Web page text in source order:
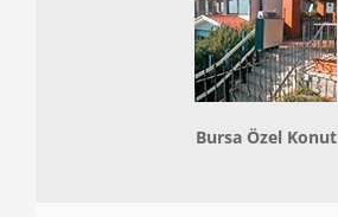
Bursa Özel Konut